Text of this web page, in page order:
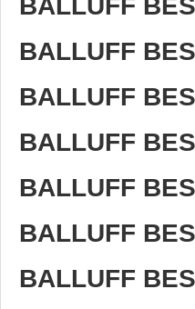
BALLUFF
BALLUFF
BALLUFF
BALLUFF
BALLUFF
BALLUFF
BALLUFF